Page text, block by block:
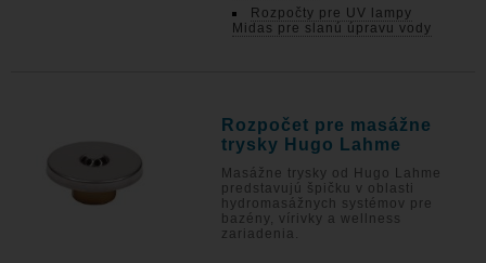
Rozpočty pre UV lampy
Midas pre slanú úpravu vody
Rozpočet pre masážne
trysky Hugo Lahme
Masážne trysky od Hugo Lahme
predstavujú špičku v oblasti
hydromasážnych systémov pre
bazény, vírivky a wellness
zariadenia.